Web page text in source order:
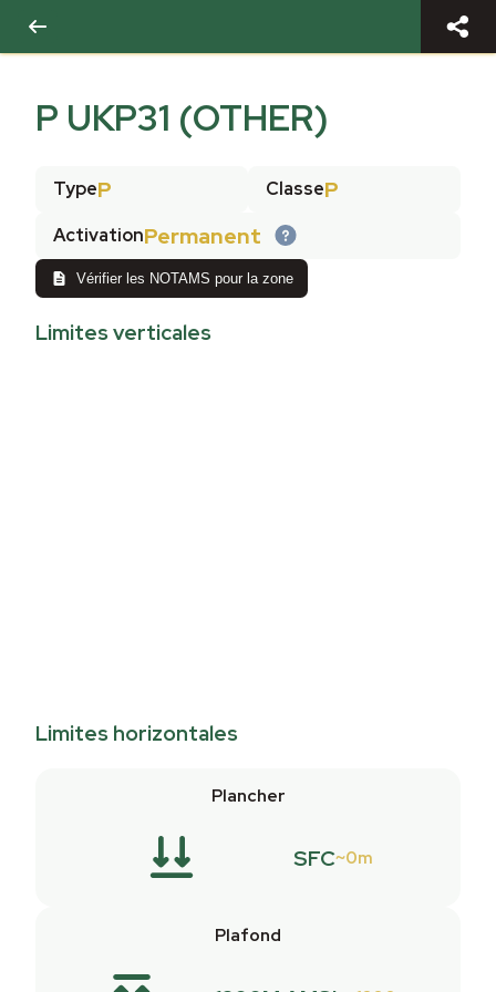
P UKP31 (OTHER)
TypeP ClasseP
ActivationPermanent
Vérifier les NOTAMS pour la zone
Limites verticales
Limites horizontales
Plancher
SFC 0m
Plafond